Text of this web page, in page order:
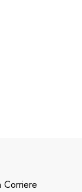
stai
Corriere